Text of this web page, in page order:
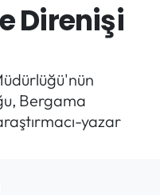
Direnişi
Bergama
yazar